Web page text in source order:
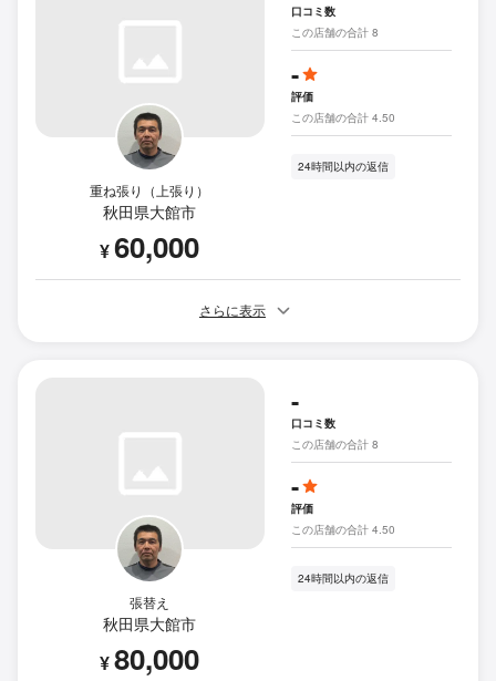
重ね張り（上張り）
秋田県大館市
¥60,000
口コミ数
この店舗の合計 8
-
評価
この店舗の合計 4.50
24時間以内の返信
さらに表示
張替え
秋田県大館市
¥80,000
-
口コミ数
この店舗の合計 8
-
評価
この店舗の合計 4.50
24時間以内の返信